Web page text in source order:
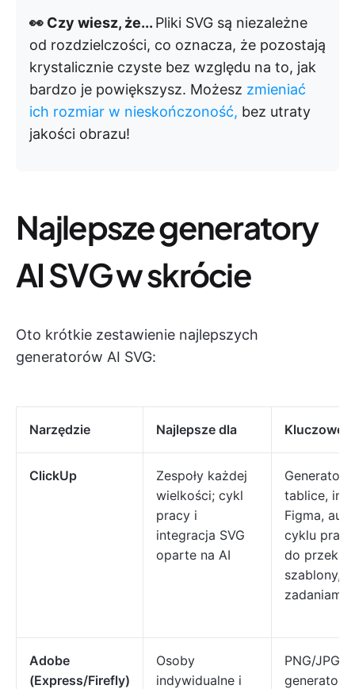
👀 Czy wiesz, że... Pliki SVG są niezależne
od rozdzielczości, co oznacza, że pozostają
krystalicznie czyste bez względu na to, jak
bardzo je powiększysz. Możesz zmieniać
ich rozmiar w nieskończoność, bez utraty
jakości obrazu!
Najlepsze generatory
AI SVG w skrócie
Oto krótkie zestawienie najlepszych
generatorów AI SVG:
Narzędzie Najlepsze dla Kluczowe
ClickUp
Zespoły każdej
wielkości; cykl
pracy i
integracja SVG
oparte na AI
Generator
tablice,
Figma,
cyklu
do
szablony,
zadaniami
Adobe
(Express/Firefly)
Osoby
indywidualne i
PNG/JPG
generator